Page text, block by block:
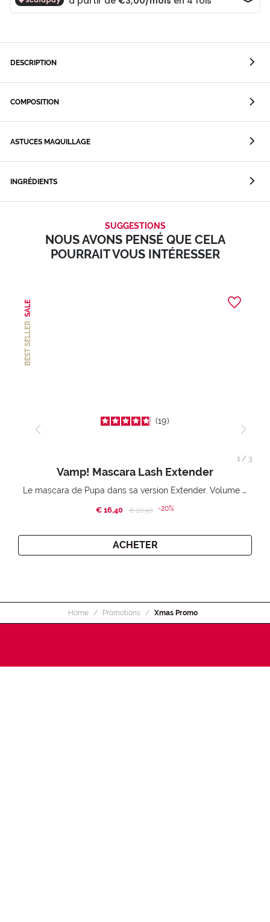
DESCRIPTION
COMPOSITION
ASTUCES MAQUILLAGE
INGRÉDIENTS
SUGGESTIONS
NOUS AVONS PENSÉ QUE CELA
POURRAIT VOUS INTÉRESSER
BEST SELLER
SALE
19
Vamp! Mascara Lash Extender
Le mascara de Pupa dans sa version Extender. Volume extension 3D. Des cils amplifiés et liftés à l’infini.
€ 16,40 Price reduced from
€ 20,50to-20%
ACHETER
1/ 3
Home Promotions Xmas Promo